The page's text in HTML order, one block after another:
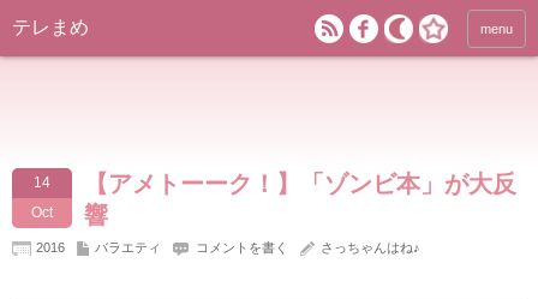
テレまめ menu
14
Oct
【アメトーーク！】「ゾンビ本」が大反
響
2016 バラエティ コメントを書く さっちゃんはね♪